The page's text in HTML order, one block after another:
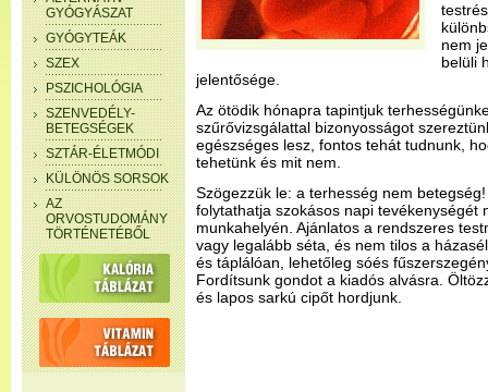
GYÓGYÁSZAT
GYÓGYTEÁK
SZEX
PSZICHOLÓGIA
SZENVEDÉLY-
BETEGSÉGEK
SZTÁR-ÉLETMÓDI
KÜLÖNÖS SORSOK
AZ
ORVOSTUDOMÁNY
TÖRTÉNETÉBŐL
nem
belüli
jelentősége.
Az ötödik hónapra tapintjuk
szűrővizsgálattal bizonyosságot
egészséges lesz, fontos tehát tudnunk,
tehetünk és mit nem.
Szögezzük le: a terhesség nem
folytathatja szokásos napi tevékenységét
munkahelyén. Ajánlatos a rendszeres
vagy legalább séta, és nem tilos a
és táplálóan, lehetőleg sóés
Fordítsunk gondot a kiadós alvásra.
és lapos sarkú cipőt hordjunk.